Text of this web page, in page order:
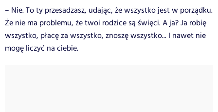
– Nie. To ty przesadzasz, udając, że wszystko jest w porządku.
Że nie ma problemu, że twoi rodzice są święci. A ja? Ja robię
wszystko, płacę za wszystko, znoszę wszystko... I nawet nie
mogę liczyć na ciebie.